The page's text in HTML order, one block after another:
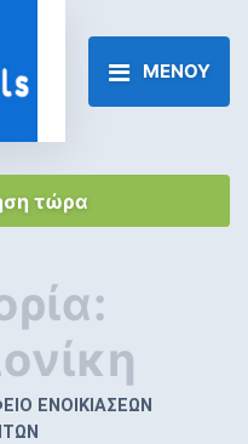
ΜΕΝΟΥ
τώρα
ΕΝΟΙΚΙΑΣΕΩΝ